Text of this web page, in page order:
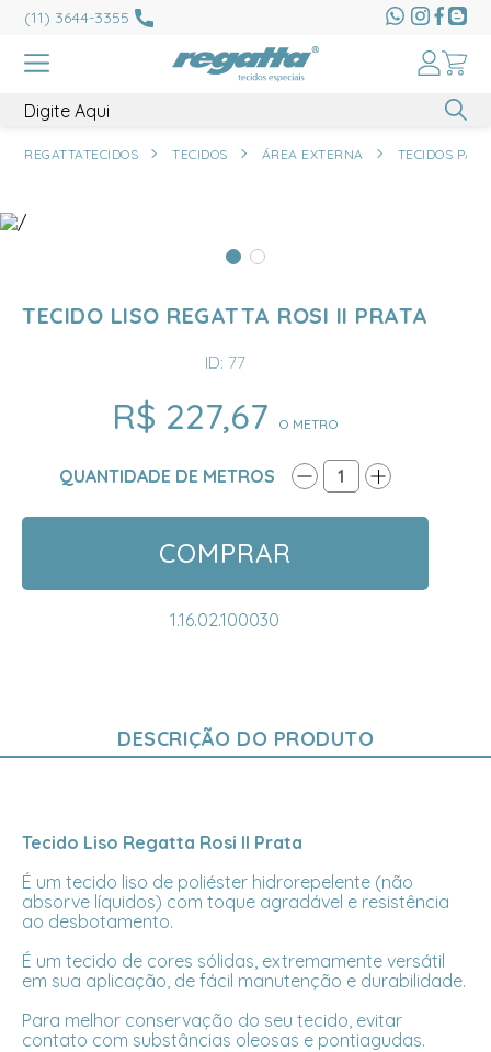
(11) 3644-3355
REGATTATECIDOS TECIDOS ÁREA EXTERNA TECIDOS
TECIDO LISO REGATTA ROSI II PRATA
ID: 77
R$ 227,67 O METRO
QUANTIDADE DE METROS 1
COMPRAR
1.16.02.100030
DESCRIÇÃO DO PRODUTO
Tecido Liso Regatta Rosi II Prata
É um tecido liso de poliéster hidrorepelente (não
absorve líquidos) com toque agradável e resistência
ao desbotamento.
É um tecido de cores sólidas, extremamente versátil
em sua aplicação, de fácil manutenção e durabilidade.
Para melhor conservação do seu tecido, evitar
contato com substâncias oleosas e pontiagudas.